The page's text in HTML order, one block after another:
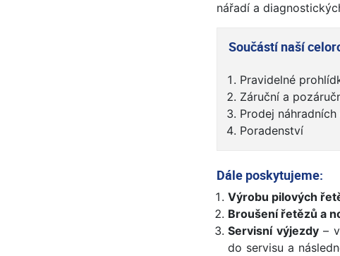
nářadí a
Součástí naší
Pravidelné
Záruční a
Prodej
Poradenství
Dále poskytujeme:
Výrobu pilových
Broušení řetězů a
Servisní výjezdy–
do servisu a